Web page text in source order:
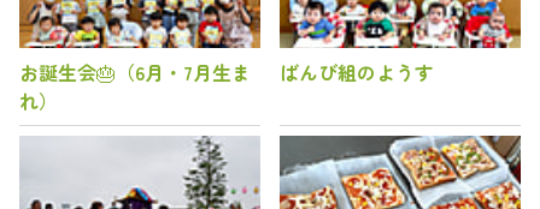
お誕生会🎂（6月・7月生ま
れ）
ばんび組のようす